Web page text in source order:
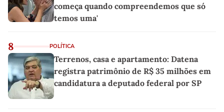
começa quando compreendemos que só
temos uma'
8 POLÍTICA
Terrenos, casa e apartamento: Datena
registra patrimônio de R$ 35 milhões em
candidatura a deputado federal por SP